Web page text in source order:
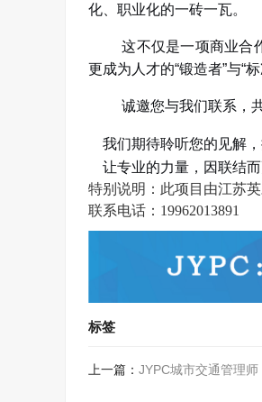
化、职业化的一砖一瓦。
这不仅是一项商业合
更成为人才的“锻造者”与“
诚邀您与我们联系，
我们期待聆听您的见解，
让专业的力量，因联结而
特别说明： 此项目由江苏
联系电话：19962013891
标签
上一篇： JYPC城市交通管理